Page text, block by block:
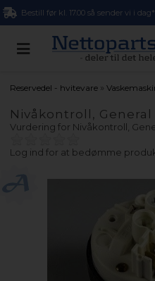
Bestill før kl. 17.00 så sender vi i dag*
Reservedel - hvitevare »
Nivåkontroll,
Vurdering for Nivåkontroll,
Log ind for at bedømme